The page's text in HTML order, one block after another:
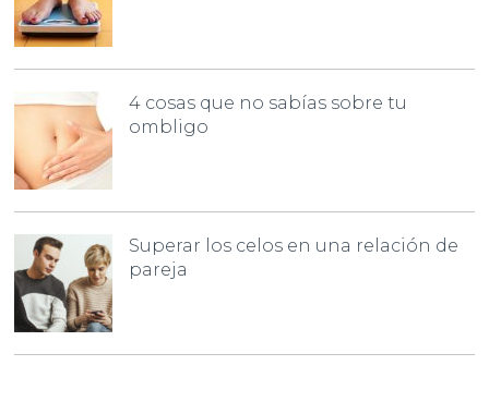
4 cosas que no sabías sobre tu
ombligo
Superar los celos en una relación de
pareja